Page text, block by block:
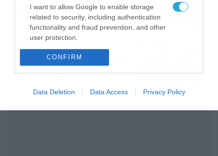
I want to allow Google to enable storage
related to security, including authentication
functionality and fraud prevention, and other
user protection.
CONFIRM
Data Deletion Data Access Privacy Policy
αποδόσεις από
το Pamestoixima.gr
06/08/2026 14:02
Εορτολόγιο 6-8: Ποιοι
γιορτάζουν σήμερα; Χρόνια
Πολλά…